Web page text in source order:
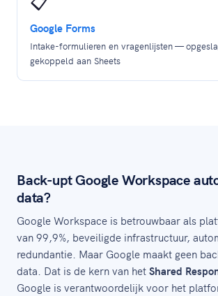
Google Forms
Intake-formulieren en vragenlijsten —
gekoppeld aan Sheets
Back-upt Google Workspace
data?
Google Workspace is betrouwbaar als
van 99,9%, beveiligde infrastructuur,
redundantie. Maar Google maakt geen
data. Dat is de kern van hetShared
Google is verantwoordelijk voor het